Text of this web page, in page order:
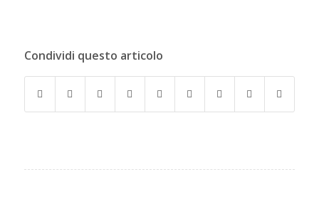
Condividi questo articolo